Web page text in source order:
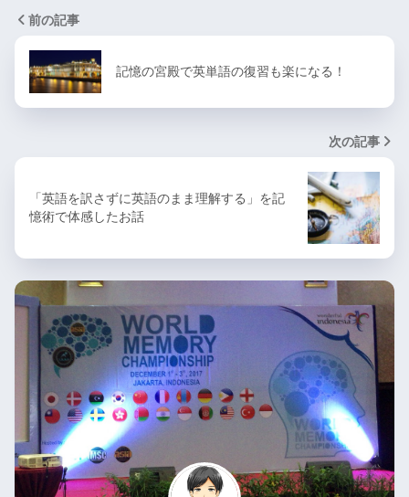
前の記事
記憶の宮殿で英単語の復習も楽になる！
次の記事
「英語を訳さずに英語のまま理解する」を記
憶術で体感したお話